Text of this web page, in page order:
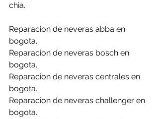
chia.
Reparacion de neveras abba en
bogota.
Reparacion de neveras bosch en
bogota.
Reparacion de neveras centrales en
bogota.
Reparacion de neveras challenger en
bogota.